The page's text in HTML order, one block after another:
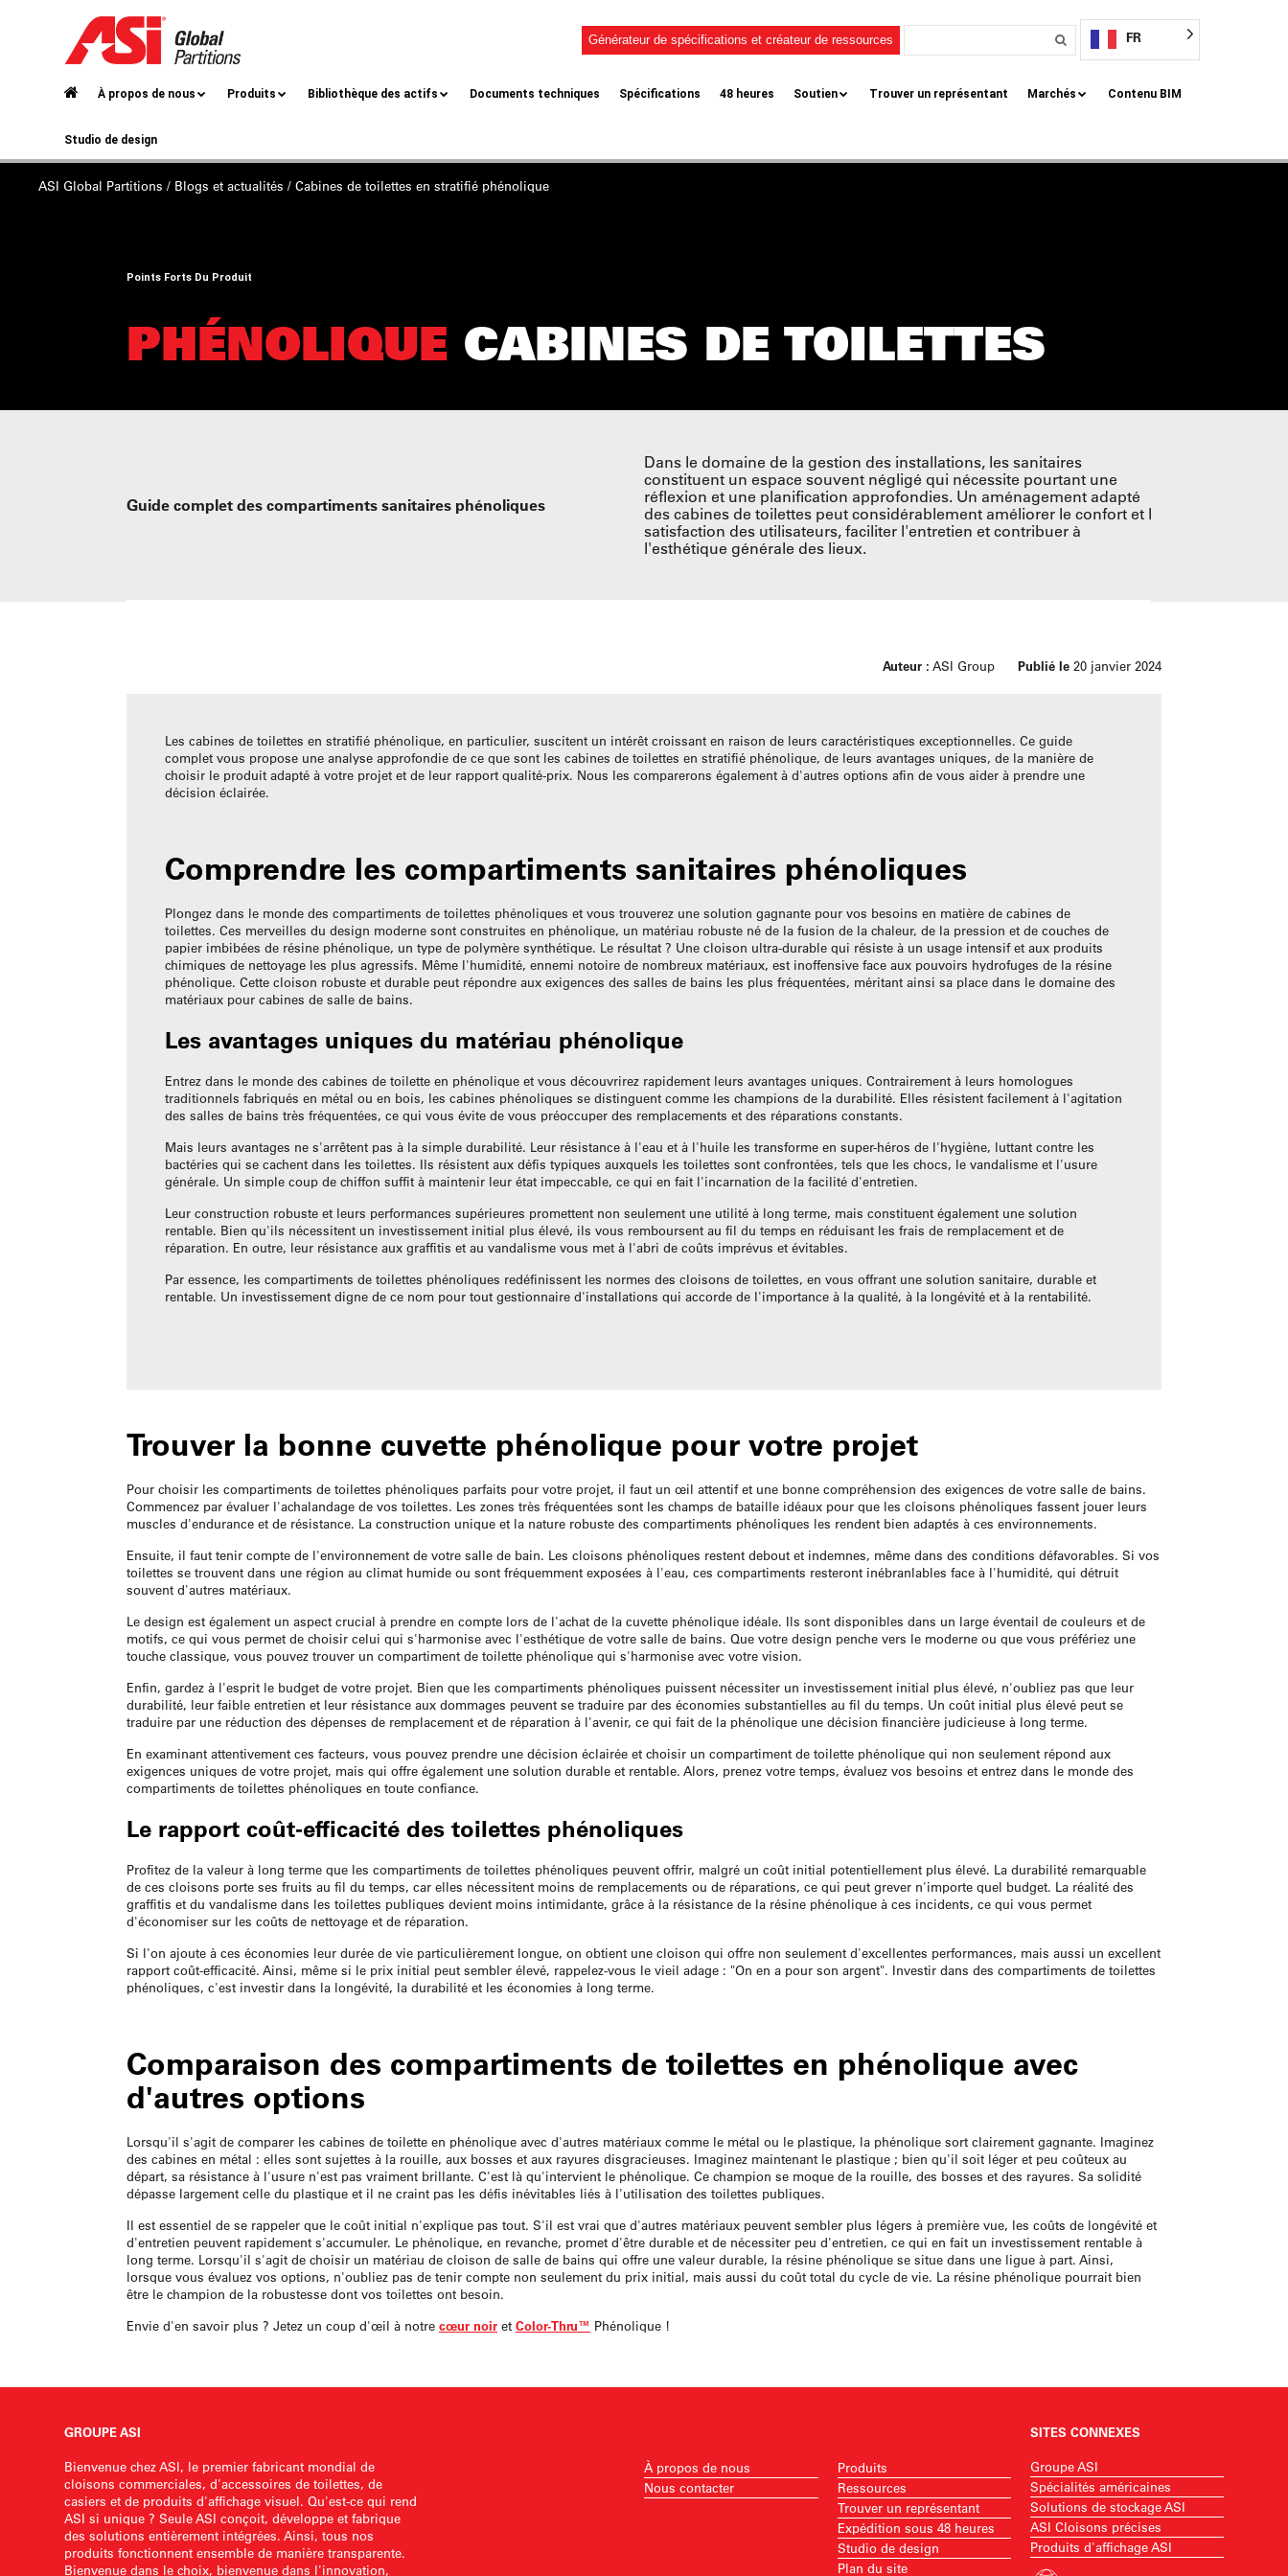
Générateur de spécifications et créateur de ressources FR
À propos de nous Produits Bibliothèque des actifs Documents techniques Spécifications 48 heures Soutien Trouver un représentant Marchés Contenu BIM
Studio de design
ASI Global Partitions / Blogs et actualités / Cabines de toilettes en stratifié phénolique
Points Forts Du Produit
PHÉNOLIQUE CABINES DE TOILETTES
Guide complet des compartiments sanitaires phénoliques
Dans le domaine de la gestion des installations, les sanitaires
constituent un espace souvent négligé qui nécessite pourtant une
réflexion et une planification approfondies. Un aménagement adapté
des cabines de toilettes peut considérablement améliorer le confort et la
satisfaction des utilisateurs, faciliter l'entretien et contribuer à
l'esthétique générale des lieux.
Auteur : ASI Group Publié le 20 janvier 2024
Les cabines de toilettes en stratifié phénolique, en particulier, suscitent un intérêt croissant en raison de leurs caractéristiques exceptionnelles. Ce guide
complet vous propose une analyse approfondie de ce que sont les cabines de toilettes en stratifié phénolique, de leurs avantages uniques, de la manière de
choisir le produit adapté à votre projet et de leur rapport qualité-prix. Nous les comparerons également à d'autres options afin de vous aider à prendre une
décision éclairée.
Comprendre les compartiments sanitaires phénoliques
Plongez dans le monde des compartiments de toilettes phénoliques et vous trouverez une solution gagnante pour vos besoins en matière de cabines de
toilettes. Ces merveilles du design moderne sont construites en phénolique, un matériau robuste né de la fusion de la chaleur, de la pression et de couches de
papier imbibées de résine phénolique, un type de polymère synthétique. Le résultat ? Une cloison ultra-durable qui résiste à un usage intensif et aux produits
chimiques de nettoyage les plus agressifs. Même l'humidité, ennemi notoire de nombreux matériaux, est inoffensive face aux pouvoirs hydrofuges de la résine
phénolique. Cette cloison robuste et durable peut répondre aux exigences des salles de bains les plus fréquentées, méritant ainsi sa place dans le domaine des
matériaux pour cabines de salle de bains.
Les avantages uniques du matériau phénolique
Entrez dans le monde des cabines de toilette en phénolique et vous découvrirez rapidement leurs avantages uniques. Contrairement à leurs homologues
traditionnels fabriqués en métal ou en bois, les cabines phénoliques se distinguent comme les champions de la durabilité. Elles résistent facilement à l'agitation
des salles de bains très fréquentées, ce qui vous évite de vous préoccuper des remplacements et des réparations constants.
Mais leurs avantages ne s'arrêtent pas à la simple durabilité. Leur résistance à l'eau et à l'huile les transforme en super-héros de l'hygiène, luttant contre les
bactéries qui se cachent dans les toilettes. Ils résistent aux défis typiques auxquels les toilettes sont confrontées, tels que les chocs, le vandalisme et l'usure
générale. Un simple coup de chiffon suffit à maintenir leur état impeccable, ce qui en fait l'incarnation de la facilité d'entretien.
Leur construction robuste et leurs performances supérieures promettent non seulement une utilité à long terme, mais constituent également une solution
rentable. Bien qu'ils nécessitent un investissement initial plus élevé, ils vous remboursent au fil du temps en réduisant les frais de remplacement et de
réparation. En outre, leur résistance aux graffitis et au vandalisme vous met à l'abri de coûts imprévus et évitables.
Par essence, les compartiments de toilettes phénoliques redéfinissent les normes des cloisons de toilettes, en vous offrant une solution sanitaire, durable et
rentable. Un investissement digne de ce nom pour tout gestionnaire d'installations qui accorde de l'importance à la qualité, à la longévité et à la rentabilité.
Trouver la bonne cuvette phénolique pour votre projet
Pour choisir les compartiments de toilettes phénoliques parfaits pour votre projet, il faut un œil attentif et une bonne compréhension des exigences de votre salle de bains.
Commencez par évaluer l'achalandage de vos toilettes. Les zones très fréquentées sont les champs de bataille idéaux pour que les cloisons phénoliques fassent jouer leurs
muscles d'endurance et de résistance. La construction unique et la nature robuste des compartiments phénoliques les rendent bien adaptés à ces environnements.
Ensuite, il faut tenir compte de l'environnement de votre salle de bain. Les cloisons phénoliques restent debout et indemnes, même dans des conditions défavorables. Si vos
toilettes se trouvent dans une région au climat humide ou sont fréquemment exposées à l'eau, ces compartiments resteront inébranlables face à l'humidité, qui détruit
souvent d'autres matériaux.
Le design est également un aspect crucial à prendre en compte lors de l'achat de la cuvette phénolique idéale. Ils sont disponibles dans un large éventail de couleurs et de
motifs, ce qui vous permet de choisir celui qui s'harmonise avec l'esthétique de votre salle de bains. Que votre design penche vers le moderne ou que vous préfériez une
touche classique, vous pouvez trouver un compartiment de toilette phénolique qui s'harmonise avec votre vision.
Enfin, gardez à l'esprit le budget de votre projet. Bien que les compartiments phénoliques puissent nécessiter un investissement initial plus élevé, n'oubliez pas que leur
durabilité, leur faible entretien et leur résistance aux dommages peuvent se traduire par des économies substantielles au fil du temps. Un coût initial plus élevé peut se
traduire par une réduction des dépenses de remplacement et de réparation à l'avenir, ce qui fait de la phénolique une décision financière judicieuse à long terme.
En examinant attentivement ces facteurs, vous pouvez prendre une décision éclairée et choisir un compartiment de toilette phénolique qui non seulement répond aux
exigences uniques de votre projet, mais qui offre également une solution durable et rentable. Alors, prenez votre temps, évaluez vos besoins et entrez dans le monde des
compartiments de toilettes phénoliques en toute confiance.
Le rapport coût-efficacité des toilettes phénoliques
Profitez de la valeur à long terme que les compartiments de toilettes phénoliques peuvent offrir, malgré un coût initial potentiellement plus élevé. La durabilité remarquable
de ces cloisons porte ses fruits au fil du temps, car elles nécessitent moins de remplacements ou de réparations, ce qui peut grever n'importe quel budget. La réalité des
graffitis et du vandalisme dans les toilettes publiques devient moins intimidante, grâce à la résistance de la résine phénolique à ces incidents, ce qui vous permet
d'économiser sur les coûts de nettoyage et de réparation.
Si l'on ajoute à ces économies leur durée de vie particulièrement longue, on obtient une cloison qui offre non seulement d'excellentes performances, mais aussi un excellent
rapport coût-efficacité. Ainsi, même si le prix initial peut sembler élevé, rappelez-vous le vieil adage : "On en a pour son argent". Investir dans des compartiments de toilettes
phénoliques, c'est investir dans la longévité, la durabilité et les économies à long terme.
Comparaison des compartiments de toilettes en phénolique avec
d'autres options
Lorsqu'il s'agit de comparer les cabines de toilette en phénolique avec d'autres matériaux comme le métal ou le plastique, la phénolique sort clairement gagnante. Imaginez
des cabines en métal : elles sont sujettes à la rouille, aux bosses et aux rayures disgracieuses. Imaginez maintenant le plastique ; bien qu'il soit léger et peu coûteux au
départ, sa résistance à l'usure n'est pas vraiment brillante. C'est là qu'intervient le phénolique. Ce champion se moque de la rouille, des bosses et des rayures. Sa solidité
dépasse largement celle du plastique et il ne craint pas les défis inévitables liés à l'utilisation des toilettes publiques.
Il est essentiel de se rappeler que le coût initial n'explique pas tout. S'il est vrai que d'autres matériaux peuvent sembler plus légers à première vue, les coûts de longévité et
d'entretien peuvent rapidement s'accumuler. Le phénolique, en revanche, promet d'être durable et de nécessiter peu d'entretien, ce qui en fait un investissement rentable à
long terme. Lorsqu'il s'agit de choisir un matériau de cloison de salle de bains qui offre une valeur durable, la résine phénolique se situe dans une ligue à part. Ainsi,
lorsque vous évaluez vos options, n'oubliez pas de tenir compte non seulement du prix initial, mais aussi du coût total du cycle de vie. La résine phénolique pourrait bien
être le champion de la robustesse dont vos toilettes ont besoin.
Envie d'en savoir plus ? Jetez un coup d'œil à notre cœur noir et Color-Thru™ Phénolique !
GROUPE ASI
Bienvenue chez ASI, le premier fabricant mondial de
cloisons commerciales, d'accessoires de toilettes, de
casiers et de produits d'affichage visuel. Qu'est-ce qui rend
ASI si unique ? Seule ASI conçoit, développe et fabrique
des solutions entièrement intégrées. Ainsi, tous nos
produits fonctionnent ensemble de manière transparente.
Bienvenue dans le choix, bienvenue dans l'innovation,
À propos de nous
Nous contacter
Produits
Ressources
Trouver un représentant
Expédition sous 48 heures
Studio de design
Plan du site
SITES CONNEXES
Groupe ASI
Spécialités américaines
Solutions de stockage ASI
ASI Cloisons précises
Produits d'affichage ASI